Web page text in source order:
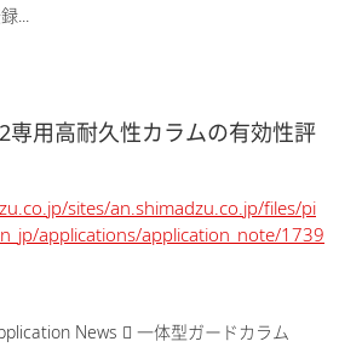
...
専用高耐久性カラムの有効性評
sites/an.shimadzu.co.jp/files/pi
applications/application_note/1739
News  一体型ガードカラム